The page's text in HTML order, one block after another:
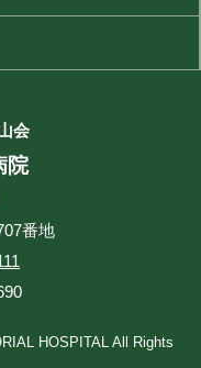
会
院
番地
HOSPITAL All Rights